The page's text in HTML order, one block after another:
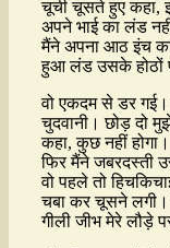
चूची चूसते हुए कहा,
अपने भाई का लंड
मैंने अपना आठ इंच का
हुआ लंड उसके होठों
वो एकदम से डर गई।
चुदवानी। छोड़ दो
कहा, कुछ नहीं
फिर मैंने जबरदस्ती
वो पहले तो
चबा कर चूसने
गीली जीभ मेरे लौड़े